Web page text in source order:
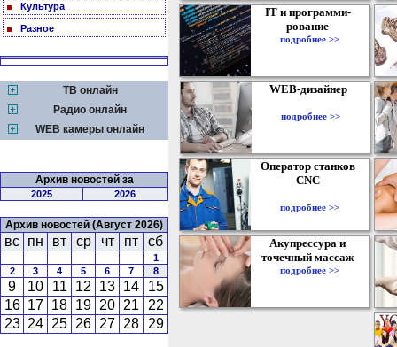
Культура
Разное
ТВ онлайн
Радио онлайн
WEB камеры онлайн
Архив новостей за
2025 2026
Архив новостей (Август 2026)
вс пн вт ср чт пт сб
1
2
3 4 5 6 7 8
9 10 11 12 13 14
15
16 17 18 19 20 21
22
23 24 25 26 27 28 29
IT и программи-
рование
подробнее >>
WEB-дизайнер
подробнее >>
Оператор станков
CNC
подробнее >>
Акупрессура и
точечный массаж
подробнее >>